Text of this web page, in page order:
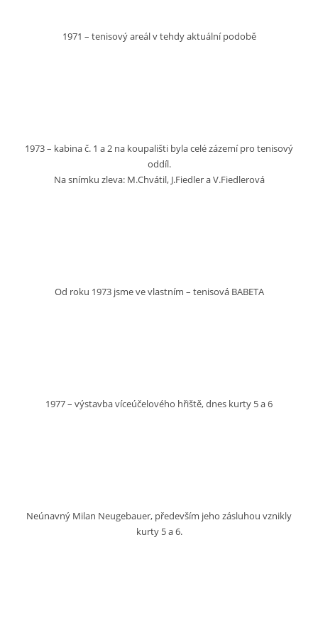
1971 – tenisový areál v tehdy aktuální podobě
1973 – kabina č. 1 a 2 na koupališti byla celé zázemí pro tenisový
oddíl.
Na snímku zleva: M.Chvátil, J.Fiedler a V.Fiedlerová
Od roku 1973 jsme ve vlastním – tenisová BABETA
1977 – výstavba víceúčelového hřiště, dnes kurty 5 a 6
Neúnavný Milan Neugebauer, především jeho zásluhou vznikly
kurty 5 a 6.